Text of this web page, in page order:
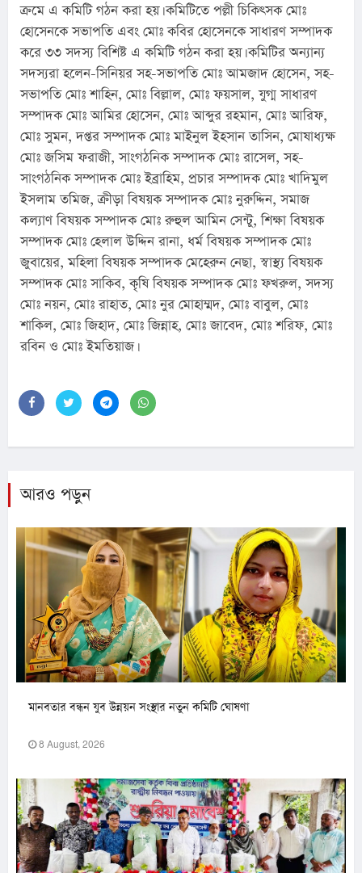
ক্রমে এ কমিটি গঠন করা হয়। কমিটিতে পল্লী চিকিৎসক মোঃ
হোসেনকে সভাপতি এবং মোঃ কবির হোসেনকে সাধারণ সম্পাদক
করে ৩৩ সদস্য বিশিষ্ট এ কমিটি গঠন করা হয়। কমিটির অন্যান্য
সদস্যরা হলেন-সিনিয়র সহ-সভাপতি মোঃ আমজাদ হোসেন, সহ-
সভাপতি মোঃ শাহিন, মোঃ বিল্লাল, মোঃ ফয়সাল, যুগ্ম সাধারণ
সম্পাদক মোঃ আমির হোসেন, মোঃ আব্দুর রহমান, মোঃ আরিফ,
মোঃ সুমন, দপ্তর সম্পাদক মোঃ মাইনুল ইহসান তাসিন, মোষাধ্যক্ষ
মোঃ জসিম ফরাজী, সাংগঠনিক সম্পাদক মোঃ রাসেল, সহ-
সাংগঠনিক সম্পাদক মোঃ ইব্রাহিম, প্রচার সম্পাদক মোঃ খাদিমুল
ইসলাম তমিজ, ক্রীড়া বিষয়ক সম্পাদক মোঃ নুরুদ্দিন, সমাজ
কল্যাণ বিষয়ক সম্পাদক মোঃ রুহুল আমিন সেন্টু, শিক্ষা বিষয়ক
সম্পাদক মোঃ হেলাল উদ্দিন রানা, ধর্ম বিষয়ক সম্পাদক মোঃ
জুবায়ের, মহিলা বিষয়ক সম্পাদক মেহেরুন নেছা, স্বাস্থ্য বিষয়ক
সম্পাদক মোঃ সাকিব, কৃষি বিষয়ক সম্পাদক মোঃ ফখরুল, সদস্য
মোঃ নয়ন, মোঃ রাহাত, মোঃ নুর মোহাম্মদ, মোঃ বাবুল, মোঃ
শাকিল, মোঃ জিহাদ, মোঃ জিন্নাহ, মোঃ জাবেদ, মোঃ শরিফ, মোঃ
রবিন ও মোঃ ইমতিয়াজ।
আরও পড়ুন
মানবতার বন্ধন যুব উন্নয়ন সংস্থার নতুন কমিটি ঘোষণা
8 August, 2026